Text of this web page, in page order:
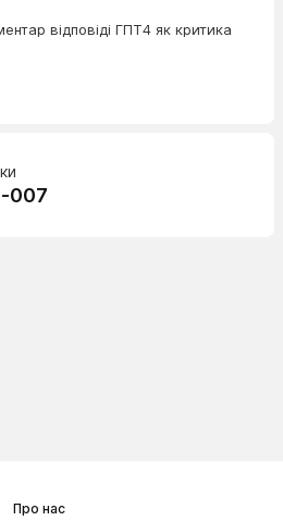
відповіді ГПТ4 як критика
007
Про нас